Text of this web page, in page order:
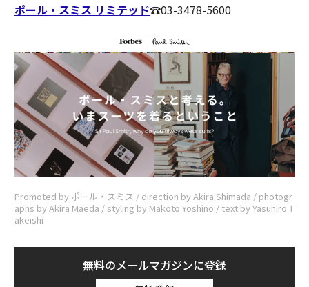
ポール・スミス リミテッド☎︎03-3478-5600
Promoted by ポール・スミス / direction by Akira Shimada / photogr
aphs by Akira Maeda / styling by Makoto Yoshino / text by Yasuhiro T
akeishi
無料のメールマガジンに登録